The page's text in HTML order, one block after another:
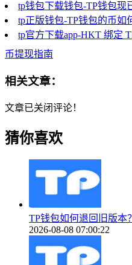
tp钱包下载钱包-TP钱包现
tp正版钱包-TP钱包的币如
tp官方下载app-HKT 绑定
币提现指南
相关文章：
文章已关闭评论！
猜你喜欢
TP钱包如何退回旧版本
2026-08-08 07:00:22